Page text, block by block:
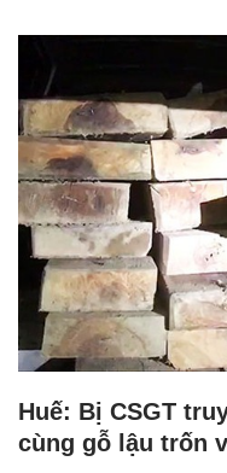
Huế: Bị CSGT
cùng gỗ lậu trốn